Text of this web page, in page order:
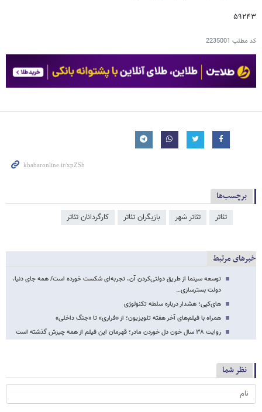
۵۹۲۴۳
کد مطلب 2235001
برچسب‌ها
تئاتر تئاتر شهر بازیگران تئاتر کارگردانان تئاتر
خبرهای مرتبط
توسعه سینما از طریق دولتی‌کردن آن، تجربه‌ای شکست‌ خورده است/ همه جای دنیا،
دولت بسترسازی…
های‌کپی؛ هشدار درباره سلطه تکنولوژی
همراه با فیلم‌های آخر هفته تلویزیون؛ از «فراری» تا «جنگ داخلی»
روایت ۳۸ سال خون دل خوردن مادر؛ قهرمان این فیلم از همه چیزش گذشته است
نظر شما